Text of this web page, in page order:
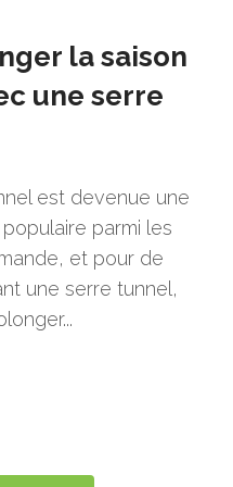
la saison
une serre
est devenue une
parmi les
et pour de
une serre tunnel,